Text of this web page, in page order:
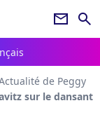
newsletter search
de Peggy
sur le dansant